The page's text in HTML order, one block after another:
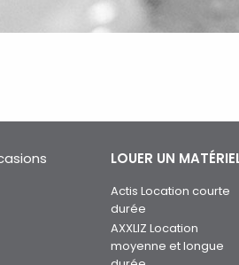
LOUER UN
Actis Location courte
durée
AXXLIZ Location
moyenne et longue